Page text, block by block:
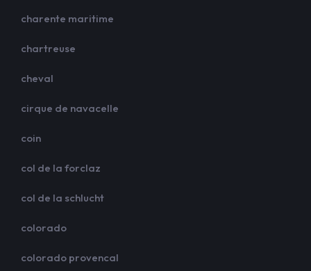
charente maritime
chartreuse
cheval
cirque de navacelle
coin
col de la forclaz
col de la schlucht
colorado
colorado provencal